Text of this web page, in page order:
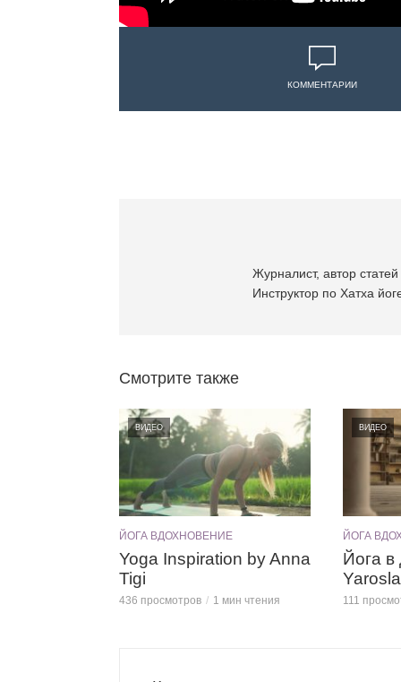
КОММЕНТАРИИ
Журналист, автор
Инструктор по Хатха
Смотрите также
ВИДЕО
ЙОГА ВДОХНОВЕНИЕ
Yoga Inspiration by Anna
Tigi
436 просмотров 1 мин чтения
ВИДЕО
ЙОГА
Йога в
111